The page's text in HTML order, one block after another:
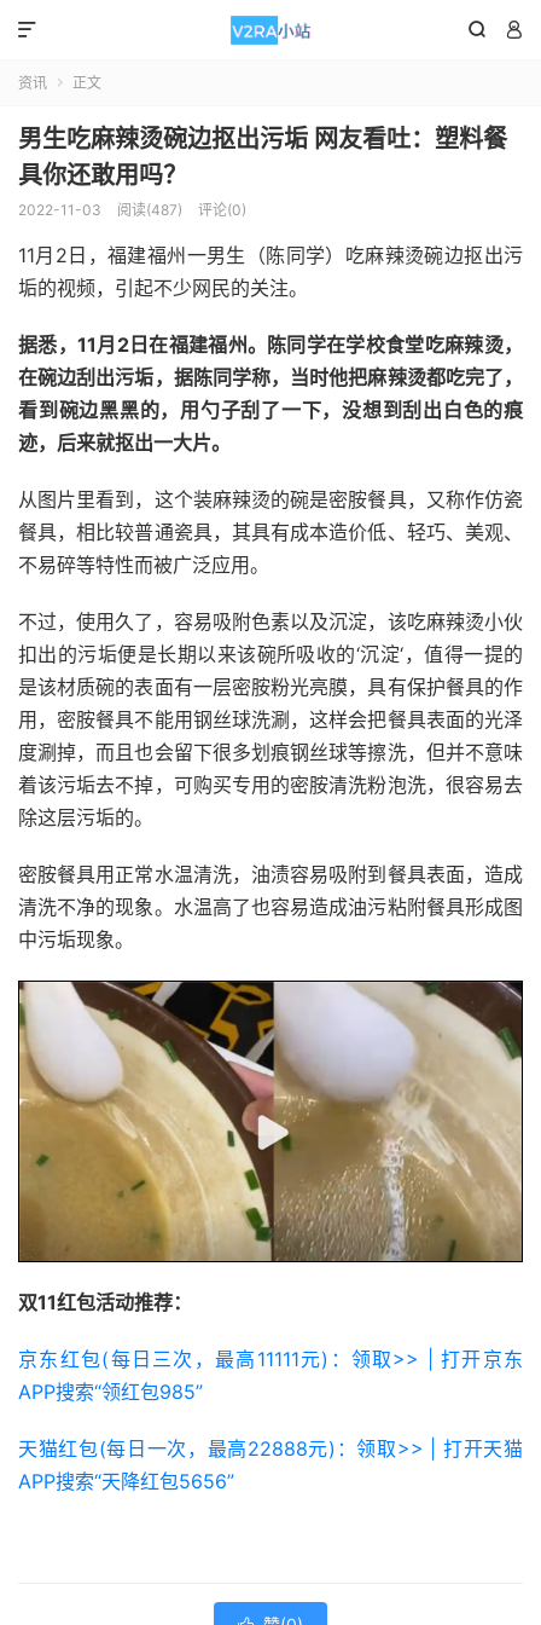
 

资讯  正文
男生吃麻辣烫碗边抠出污垢 网友看吐：塑料餐
具你还敢用吗？
2022-11-03 阅读(487) 评论(0)
11月2日，福建福州一男生（陈同学）吃麻辣烫碗边抠出污
垢的视频，引起不少网民的关注。
据悉，11月2日在福建福州。陈同学在学校食堂吃麻辣烫，
在碗边刮出污垢，据陈同学称，当时他把麻辣烫都吃完了，
看到碗边黑黑的，用勺子刮了一下，没想到刮出白色的痕
迹，后来就抠出一大片。
从图片里看到，这个装麻辣烫的碗是密胺餐具，又称作仿瓷
餐具，相比较普通瓷具，其具有成本造价低、轻巧、美观、
不易碎等特性而被广泛应用。
不过，使用久了，容易吸附色素以及沉淀，该吃麻辣烫小伙
扣出的污垢便是长期以来该碗所吸收的‘沉淀‘，值得一提的
是该材质碗的表面有一层密胺粉光亮膜，具有保护餐具的作
用，密胺餐具不能用钢丝球洗涮，这样会把餐具表面的光泽
度涮掉，而且也会留下很多划痕钢丝球等擦洗，但并不意味
着该污垢去不掉，可购买专用的密胺清洗粉泡洗，很容易去
除这层污垢的。
密胺餐具用正常水温清洗，油渍容易吸附到餐具表面，造成
清洗不净的现象。水温高了也容易造成油污粘附餐具形成图
中污垢现象。
双11红包活动推荐：
京东红包(每日三次，最高11111元)：领取>> | 打开京东
APP搜索“领红包985”
天猫红包(每日一次，最高22888元)：领取>> | 打开天猫
APP搜索“天降红包5656”